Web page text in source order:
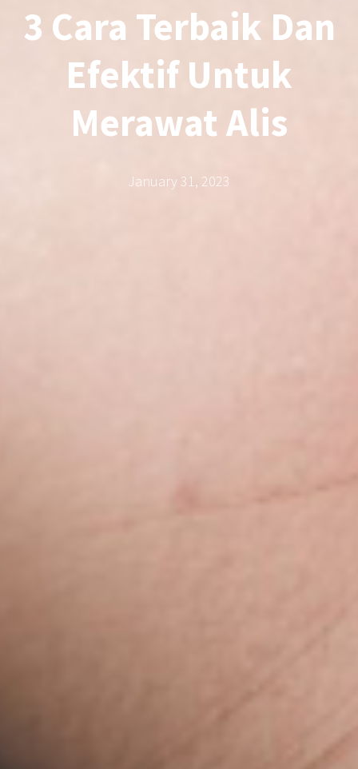
3 Cara Terbaik Dan
Efektif Untuk
Merawat Alis
January 31, 2023